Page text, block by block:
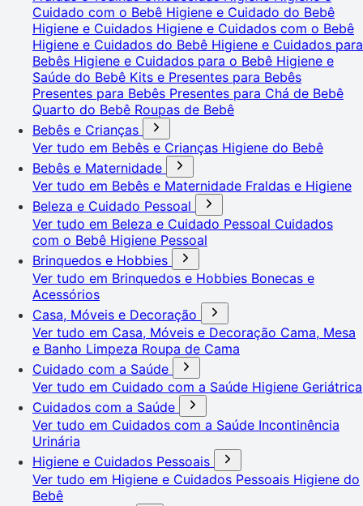
Cuidado com o Bebê Higiene e Cuidado do Bebê
Higiene e Cuidados Higiene e Cuidados com o Bebê
Higiene e Cuidados do Bebê Higiene e Cuidados para
Bebês Higiene e Cuidados para o Bebê Higiene e
Saúde do Bebê Kits e Presentes para Bebês
Presentes para Bebês Presentes para Chá de Bebê
Quarto do Bebê Roupas de Bebê
Bebês e Crianças
Ver tudo em Bebês e Crianças Higiene do Bebê
Bebês e Maternidade
Ver tudo em Bebês e Maternidade Fraldas e Higiene
Beleza e Cuidado Pessoal
Ver tudo em Beleza e Cuidado Pessoal Cuidados
com o Bebê Higiene Pessoal
Brinquedos e Hobbies
Ver tudo em Brinquedos e Hobbies Bonecas e
Acessórios
Casa, Móveis e Decoração
Ver tudo em Casa, Móveis e Decoração Cama, Mesa
e Banho Limpeza Roupa de Cama
Cuidado com a Saúde
Ver tudo em Cuidado com a Saúde Higiene Geriátrica
Cuidados com a Saúde
Ver tudo em Cuidados com a Saúde Incontinência
Urinária
Higiene e Cuidados Pessoais
Ver tudo em Higiene e Cuidados Pessoais Higiene do
Bebê